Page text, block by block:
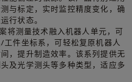
与标定，实时监控精度变化，确
行状态。
将测量技术融入机器人单元，可
工件坐标系，可轻松复原机器人
，提升制造效率。该系列提供无
及光学测头等多种类型，适应多